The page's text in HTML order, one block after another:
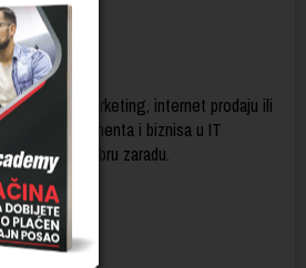
online marketing, internet prodaju ili
menadžmenta i biznisa u IT
i dobru zaradu.